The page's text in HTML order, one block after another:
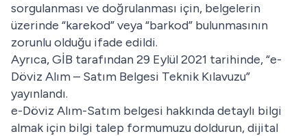
sorgulanması ve doğrulanması için, belgelerin
üzerinde “karekod” veya “barkod” bulunmasının
zorunlu olduğu ifade edildi.
Ayrıca, GİB tarafından 29 Eylül 2021 tarihinde, “e-
Döviz Alım – Satım Belgesi Teknik Kılavuzu”
yayınlandı.
e-Döviz Alım-Satım belgesi hakkında detaylı bilgi
almak için bilgi talep formumuzu doldurun, dijital